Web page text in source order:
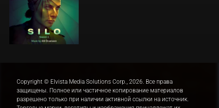
Copyright © Elvista Media Solutions Corp., 2026. Все права
защищены. Полное или частичное копирование материалов
разрешено только при наличии активной ссылки на источник.